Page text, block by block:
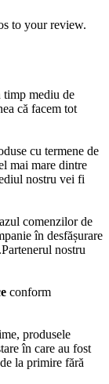
to your review.
timp mediu de
că facem tot
cu termene de
mai mare dintre
nostru vei fi
comenzilor de
în desfășurare
nostru
conform
produsele
în care au fost
la primire fără